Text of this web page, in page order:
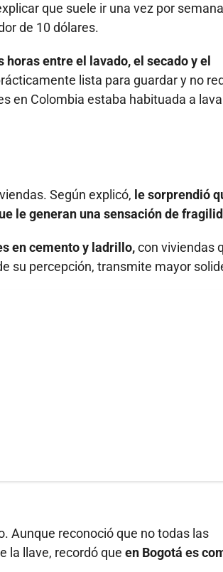
que suele ir una vez por
de 10 dólares.
entre el lavado, el secado y el
lista para guardar y no
en Colombia estaba habituada a
Según explicó, le sorprendió
le generan una sensación de
en cemento y ladrillo,con viviendas
su percepción, transmite mayor
Aunque reconoció que no todas las
la llave, recordó que en Bogotá es